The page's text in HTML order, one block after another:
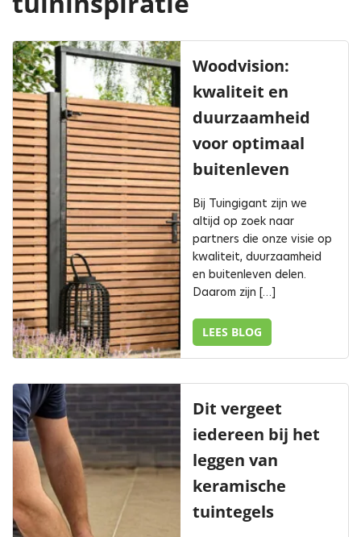
Woodvision:
kwaliteit en
duurzaamheid
voor optimaal
buitenleven
Bij Tuingigant zijn we
altijd op zoek naar
partners die onze visie op
kwaliteit, duurzaamheid
en buitenleven delen.
Daarom zijn […]
LEES BLOG
Dit vergeet
iedereen bij het
leggen van
keramische
tuintegels